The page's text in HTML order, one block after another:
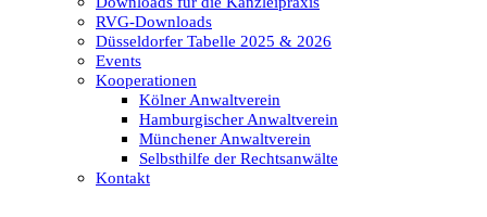
RVG-Downloads
Düsseldorfer Tabelle 2025 & 2026
Events
Kooperationen
Kölner Anwaltverein
Hamburgischer Anwaltverein
Münchener Anwaltverein
Selbsthilfe der Rechtsanwälte
Kontakt